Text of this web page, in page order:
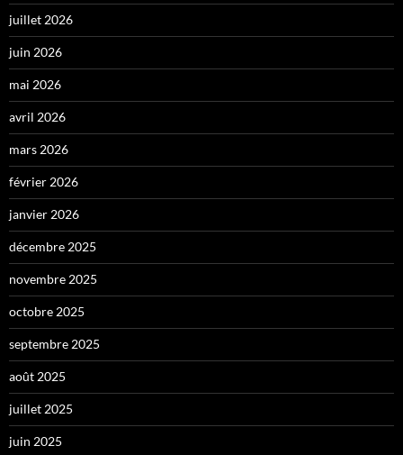
juillet 2026
juin 2026
mai 2026
avril 2026
mars 2026
février 2026
janvier 2026
décembre 2025
novembre 2025
octobre 2025
septembre 2025
août 2025
juillet 2025
juin 2025